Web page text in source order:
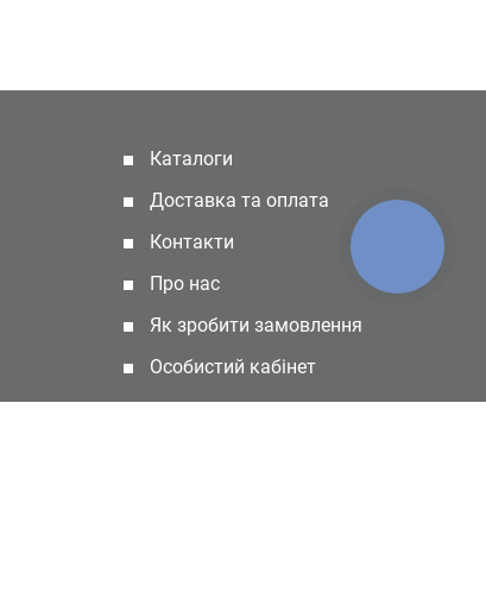
Каталоги
Доставка та оплата
Контакти
Про нас
Як зробити замовлення
Особистий кабінет